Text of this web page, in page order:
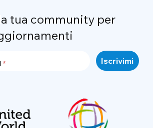
tua community per